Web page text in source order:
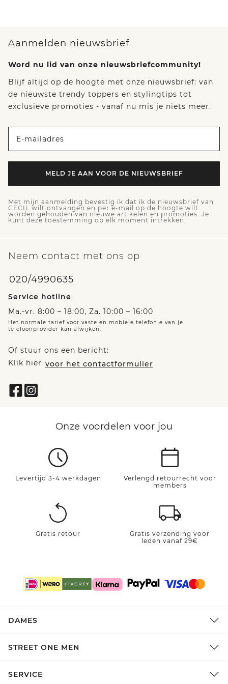
Aanmelden nieuwsbrief
Word nu lid van onze nieuwsbriefcommunity!
Blijf altijd op de hoogte met onze nieuwsbrief: van
de nieuwste trendy toppers en stylingtips tot
exclusieve promoties - vanaf nu mis je niets meer.
E-mailadres
MELD JE AAN VOOR DE NIEUWSBRIEF
Met mijn aanmelding bevestig ik dat ik de nieuwsbrief van
CECIL wilt ontvangen en per e-mail op de hoogte wilt
worden gehouden van nieuwe artikelen en promoties. Je
kunt deze toestemming op elk moment intrekken.
Neem contact met ons op
020/4990635
Service hotline
Ma.-vr. 8:00 – 18:00, Za. 10:00 – 16:00
Het normale tarief voor vaste en mobiele telefonie van je
telefoonprovider kan afwijken.
Of stuur ons een bericht:
Klik hier voor het contactformulier
Onze voordelen voor jou
Levertijd 3-4 werkdagen
Verlengd retourrecht voor
members
Gratis retour
Gratis verzending voor
leden vanaf 29€
DAMES
STREET ONE MEN
SERVICE